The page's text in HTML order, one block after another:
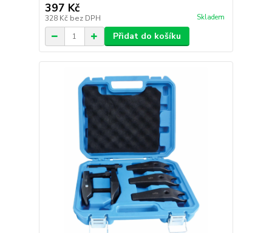
397 Kč
328 Kč bez DPH Skladem
Přidat do košíku